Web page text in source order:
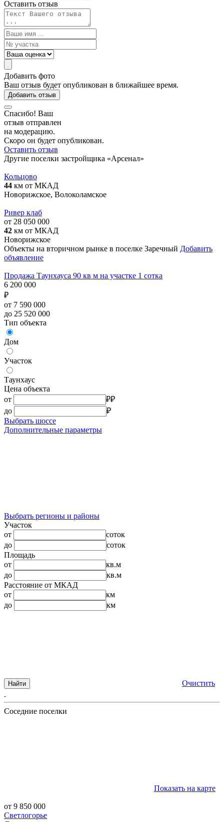
Оставить отзыв
Добавить фото
Ваш отзыв будет опубликован в ближайшее время.
Добавить отзыв
Спасибо! Ваш
отзыв отправлен
на модерацию.
Скоро он будет опубликован.
Оставить отзыв
Другие поселки застройщика «Арсенал»
Кольцово
44 км от МКАД
Новорижское, Волоколамское
Ривер клаб
от 28 050 000
42 км от МКАД
Новорижское
Объекты на вторичном рынке в поселке Заречный Добавить
объявление
Продажа Таунхауса 90 кв м на участке 1 сотка
6 200 000
₽
от 7 590 000
до 25 520 000
Тип объекта
Дом
Участок
Таунхаус
Цена объекта
от
₽₽
до
₽
Выбрать шоссе
Дополнительные параметры
Выбрать регионы и районы
Участок
от
соток
до
соток
Площадь
от
кв.м
до
кв.м
Расстояние от МКАД
от
км
до
км
Найти Очистить
Соседние поселки
Показать на карте
от 9 850 000
Светлогорье